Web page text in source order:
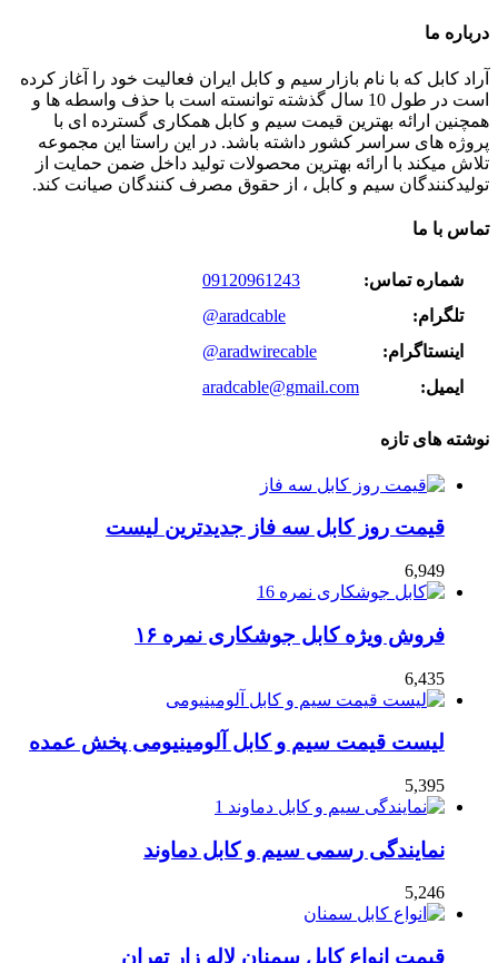
درباره ما
آراد کابل که با نام بازار سیم و کابل ایران فعالیت خود را آغاز کرده
است در طول 10 سال گذشته توانسته است با حذف واسطه ها و
همچنین ارائه بهترین قیمت سیم و کابل همکاری گسترده ای با
پروژه های سراسر کشور داشته باشد. در این راستا این مجموعه
تلاش میکند با ارائه بهترین محصولات تولید داخل ضمن حمایت از
تولیدکنندگان سیم و کابل ، از حقوق مصرف کنندگان صیانت کند.
تماس با ما
شماره تماس:
09120961243
تلگرام:
@aradcable
اینستاگرام:
@aradwirecable
ایمیل:
aradcable@gmail.com
نوشته های تازه
قیمت روز کابل سه فاز جدیدترین لیست
6,949
فروش ویژه کابل جوشکاری نمره ۱۶
6,435
لیست قیمت سیم و کابل آلومینیومی پخش عمده
5,395
نمایندگی رسمی سیم و کابل دماوند
5,246
قیمت انواع کابل سمنان لاله زار تهران